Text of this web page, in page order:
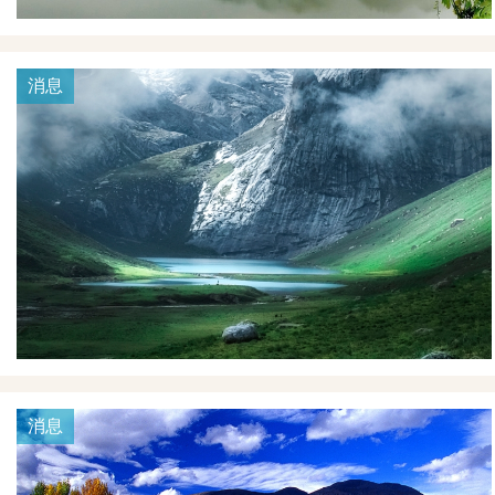
消息
消息